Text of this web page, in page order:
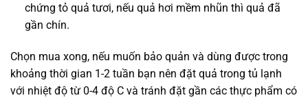
chứng tỏ quả tươi, nếu quả hơi mềm nhũn thì quả đã
gần chín.
Chọn mua xong, nếu muốn bảo quản và dùng được trong
khoảng thời gian 1-2 tuần bạn nên đặt quả trong tủ lạnh
với nhiệt độ từ 0-4 độ C và tránh đặt gần các thực phẩm có